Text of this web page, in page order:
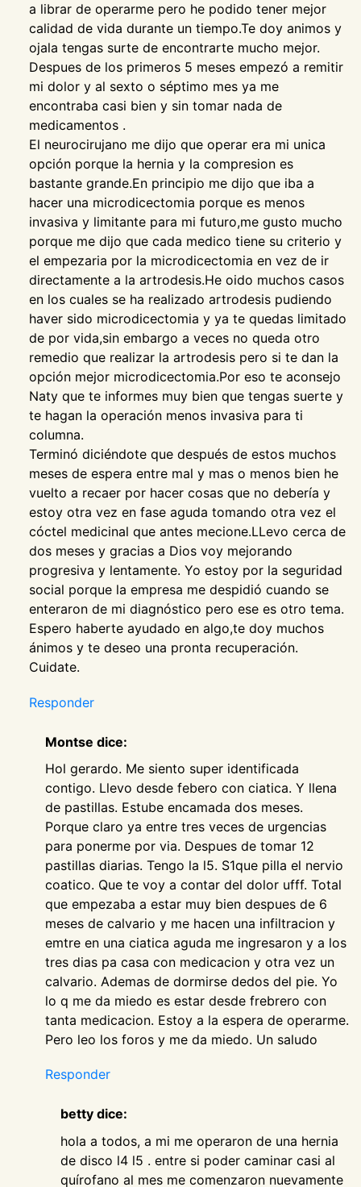
a librar de operarme pero he podido tener mejor
calidad de vida durante un tiempo.Te doy animos y
ojala tengas surte de encontrarte mucho mejor.
Despues de los primeros 5 meses empezó a remitir
mi dolor y al sexto o séptimo mes ya me
encontraba casi bien y sin tomar nada de
medicamentos .
El neurocirujano me dijo que operar era mi unica
opción porque la hernia y la compresion es
bastante grande.En principio me dijo que iba a
hacer una microdicectomia porque es menos
invasiva y limitante para mi futuro,me gusto mucho
porque me dijo que cada medico tiene su criterio y
el empezaria por la microdicectomia en vez de ir
directamente a la artrodesis.He oido muchos casos
en los cuales se ha realizado artrodesis pudiendo
haver sido microdicectomia y ya te quedas limitado
de por vida,sin embargo a veces no queda otro
remedio que realizar la artrodesis pero si te dan la
opción mejor microdicectomia.Por eso te aconsejo
Naty que te informes muy bien que tengas suerte y
te hagan la operación menos invasiva para ti
columna.
Terminó diciéndote que después de estos muchos
meses de espera entre mal y mas o menos bien he
vuelto a recaer por hacer cosas que no debería y
estoy otra vez en fase aguda tomando otra vez el
cóctel medicinal que antes mecione.LLevo cerca de
dos meses y gracias a Dios voy mejorando
progresiva y lentamente. Yo estoy por la seguridad
social porque la empresa me despidió cuando se
enteraron de mi diagnóstico pero ese es otro tema.
Espero haberte ayudado en algo,te doy muchos
ánimos y te deseo una pronta recuperación.
Cuidate.
Responder
Montse dice:
Hol gerardo. Me siento super identificada
contigo. Llevo desde febero con ciatica. Y llena
de pastillas. Estube encamada dos meses.
Porque claro ya entre tres veces de urgencias
para ponerme por via. Despues de tomar 12
pastillas diarias. Tengo la l5. S1que pilla el nervio
coatico. Que te voy a contar del dolor ufff. Total
que empezaba a estar muy bien despues de 6
meses de calvario y me hacen una infiltracion y
emtre en una ciatica aguda me ingresaron y a los
tres dias pa casa con medicacion y otra vez un
calvario. Ademas de dormirse dedos del pie. Yo
lo q me da miedo es estar desde frebrero con
tanta medicacion. Estoy a la espera de operarme.
Pero leo los foros y me da miedo. Un saludo
Responder
betty dice:
hola a todos, a mi me operaron de una hernia
de disco l4 l5 . entre si poder caminar casi al
quírofano al mes me comenzaron nuevamente